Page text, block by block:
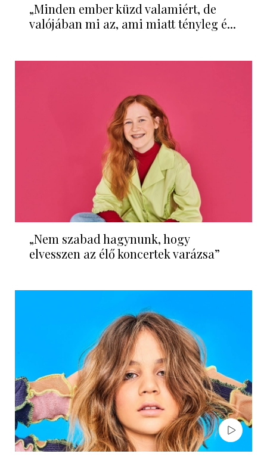
„Minden ember küzd valamiért, de
valójában mi az, ami miatt tényleg é...
„Nem szabad hagynunk, hogy
elvesszen az élő koncertek varázsa”